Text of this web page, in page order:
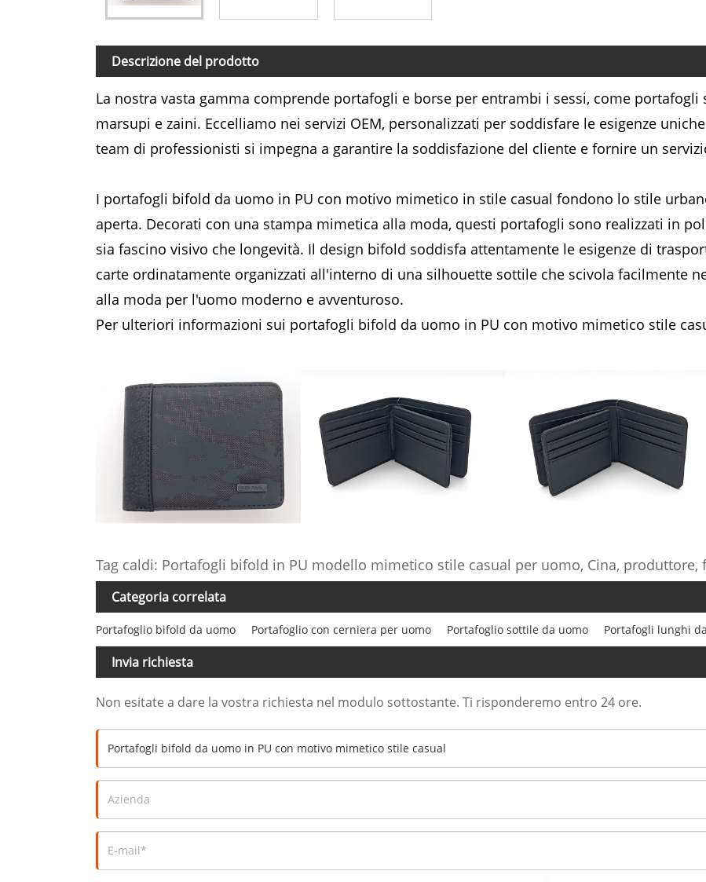
Descrizione del prodotto
La nostra vasta gamma comprende portafogli e borse per entrambi i sessi, come
marsupi e zaini. Eccelliamo nei servizi OEM, personalizzati per soddisfare le esigenze
team di professionisti si impegna a garantire la soddisfazione del cliente e fornire un
I portafogli bifold da uomo in PU con motivo mimetico in stile casual fondono lo stile
aperta. Decorati con una stampa mimetica alla moda, questi portafogli sono realizzati in
sia fascino visivo che longevità. Il design bifold soddisfa attentamente le esigenze di
carte ordinatamente organizzati all'interno di una silhouette sottile che scivola facilmente
alla moda per l'uomo moderno e avventuroso.
Per ulteriori informazioni sui portafogli bifold da uomo in PU con motivo mimetico stile
Tag caldi: Portafogli bifold in PU modello mimetico stile casual per uomo, Cina, produttore,
Categoria correlata
Portafoglio bifold da uomo Portafoglio con cerniera per uomo Portafoglio sottile da uomo Portafogli lunghi
Invia richiesta
Non esitate a dare la vostra richiesta nel modulo sottostante. Ti risponderemo entro 24 ore.